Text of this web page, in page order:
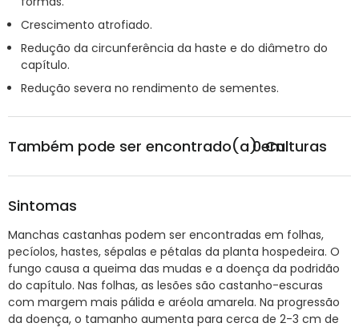
Crescimento atrofiado.
Redução da circunferência da haste e do diâmetro do
capítulo.
Redução severa no rendimento de sementes.
Também pode ser encontrado(a) em
0Culturas
Sintomas
Manchas castanhas podem ser encontradas em folhas,
pecíolos, hastes, sépalas e pétalas da planta hospedeira. O
fungo causa a queima das mudas e a doença da podridão
do capítulo. Nas folhas, as lesões são castanho-escuras
com margem mais pálida e aréola amarela. Na progressão
da doença, o tamanho aumenta para cerca de 2-3 cm de